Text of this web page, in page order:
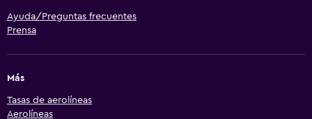
Ayuda/Preguntas frecuentes
Prensa
Más
Tasas de aerolíneas
Aerolíneas